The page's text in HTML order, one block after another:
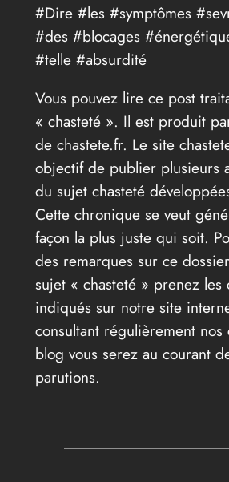
#Dire #les #symptômes
#des #blocages
#telle #absurdité
Vous pouvez lire ce post
« chasteté ». Il est produit
de chastete.fr. Le site
objectif de publier plusieurs
du sujet chasteté
Cette chronique se veut
façon la plus juste qui soit.
des remarques sur ce
sujet « chasteté » prenez les
indiqués sur notre site
consultant régulièrement nos
blog vous serez au courant
parutions.